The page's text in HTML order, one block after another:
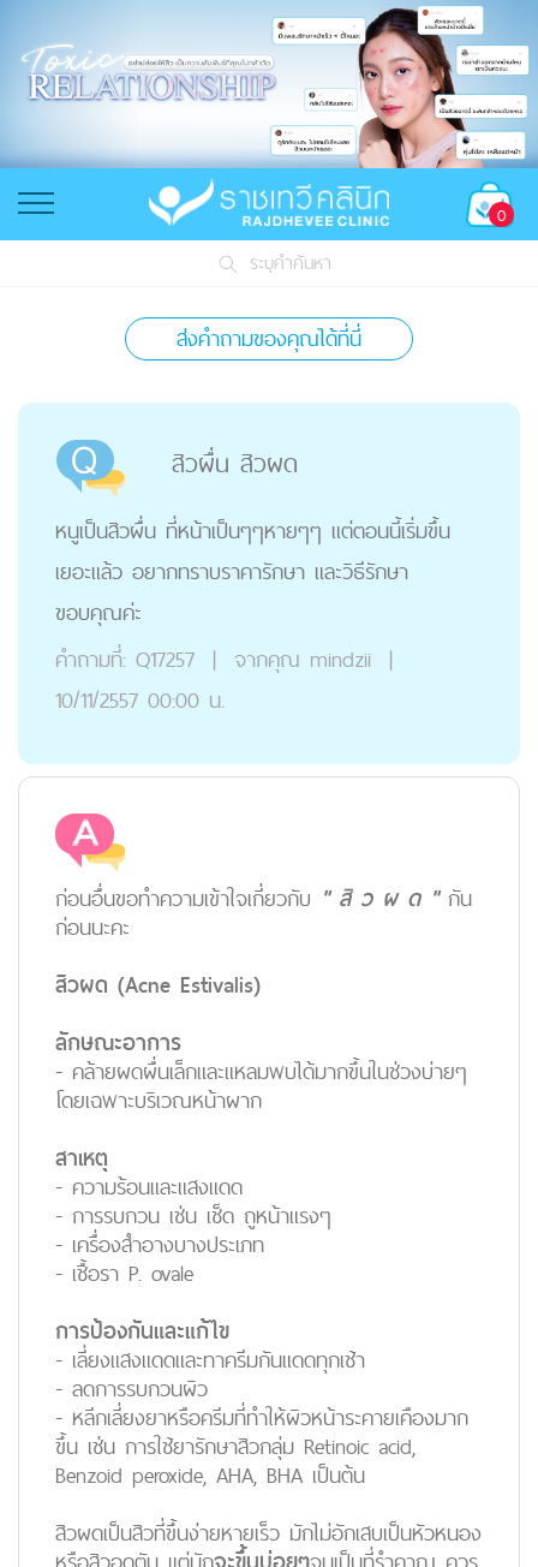
0
ระบุคำค้นหา
ส่งคำถามของคุณได้ที่นี่
สิวผื่น สิวผด
หนูเป็นสิวผื่น ที่หน้าเป็นๆๆหายๆๆ แต่ตอนนี้เริ่มขึ้น
เยอะแล้ว อยากทราบราคารักษา และวิธีรักษา
ขอบคุณค่ะ
คำถามที่: Q17257 | จากคุณ mindzii |
10/11/2557 00:00 น.
ก่อนอื่นขอทำความเข้าใจเกี่ยวกับ " สิ ว ผ ด "กัน
ก่อนนะคะ
สิวผด (Acne Estivalis)
ลักษณะอาการ
- คล้ายผดผื่นเล็กและแหลมพบได้มากขึ้นในช่วงบ่ายๆ
โดยเฉพาะบริเวณหน้าผาก
สาเหตุ
- ความร้อนและแสงแดด
- การรบกวน เช่น เช็ด ถูหน้าแรงๆ
- เครื่องสำอางบางประเภท
- เชื้อรา P. ovale
การป้องกันและแก้ไข
- เลี่ยงแสงแดดและทาครีมกันแดดทุกเช้า
- ลดการรบกวนผิว
- หลีกเลี่ยงยาหรือครีมที่ทำให้ผิวหน้าระคายเคืองมาก
ขึ้น เช่น การใช้ยารักษาสิวกลุ่ม Retinoic acid,
Benzoid peroxide, AHA, BHA เป็นต้น
สิวผดเป็นสิวที่ขึ้นง่ายหายเร็ว มักไม่อักเสบเป็นหัวหนอง